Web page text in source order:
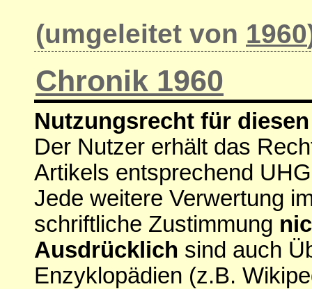
(umgeleitet von 1960
Chronik 1960
Nutzungsrecht für
Der Nutzer erhält das
Artikels entsprechend
Jede weitere Verwertung
schriftliche Zustimmung
Ausdrücklich sind auch
Enzyklopädien (z.B.